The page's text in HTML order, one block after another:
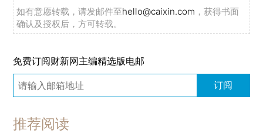
如有意愿转载，请发邮件至hello@caixin.com ，获得书面
确认及授权后，方可转载。
免费订阅财新网主编精选版电邮
订阅
推荐阅读